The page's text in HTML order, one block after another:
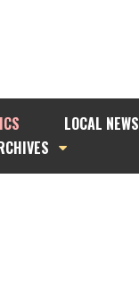
LOCAL NEWS